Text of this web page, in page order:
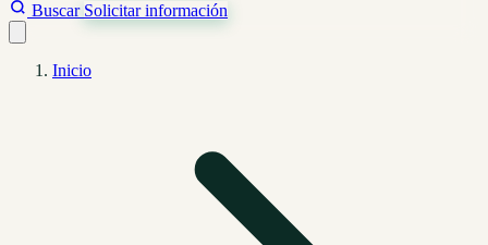
Buscar Solicitar información
Inicio